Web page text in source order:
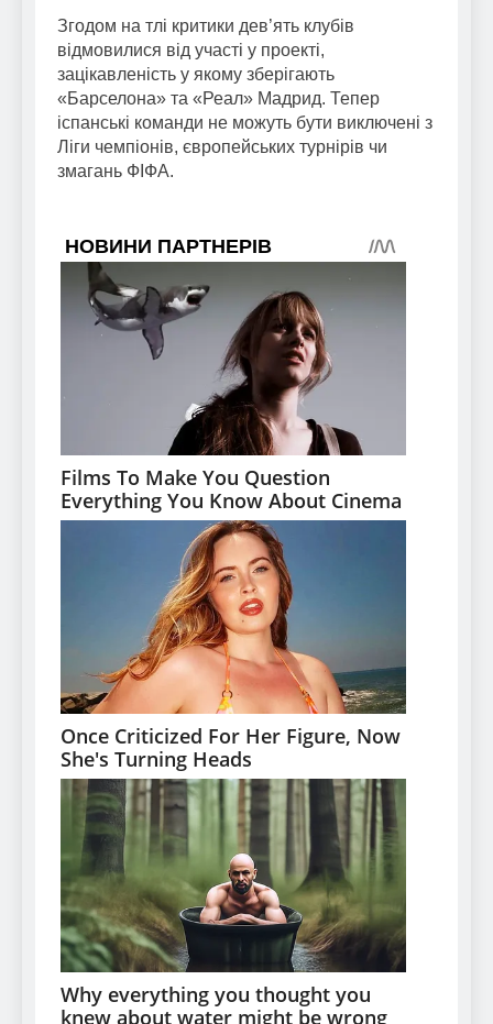
Згодом на тлі критики дев’ять клубів
відмовилися від участі у проекті,
зацікавленість у якому зберігають
«Барселона» та «Реал» Мадрид. Тепер
іспанські команди не можуть бути виключені з
Ліги чемпіонів, європейських турнірів чи
змагань ФІФА.